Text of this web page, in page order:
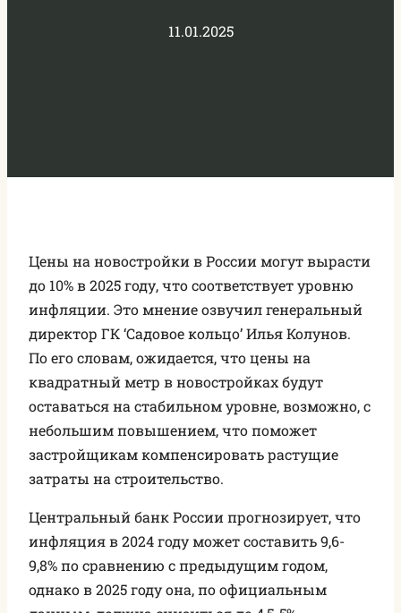
11.01.2025
Цены на новостройки в России могут вырасти
до 10% в 2025 году, что соответствует уровню
инфляции. Это мнение озвучил генеральный
директор ГК ‘Садовое кольцо’ Илья Колунов.
По его словам, ожидается, что цены на
квадратный метр в новостройках будут
оставаться на стабильном уровне, возможно, с
небольшим повышением, что поможет
застройщикам компенсировать растущие
затраты на строительство.
Центральный банк России прогнозирует, что
инфляция в 2024 году может составить 9,6-
9,8% по сравнению с предыдущим годом,
однако в 2025 году она, по официальным